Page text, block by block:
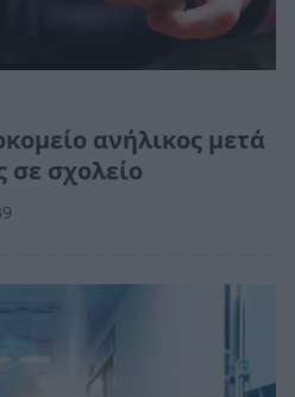
ανήλικος μετά
σε σχολείο